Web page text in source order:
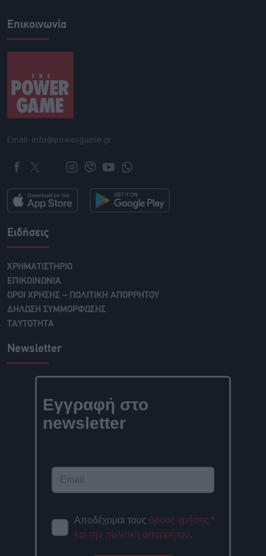
Επικοινωνία
Email: info@powergame.gr
Ειδήσεις
ΧΡΗΜΑΤΙΣΤΗΡΙΟ
ΕΠΙΚΟΙΝΩΝΙΑ
ΟΡΟΙ ΧΡΗΣΗΣ – ΠΟΛΙΤΙΚΗ ΑΠΟΡΡΗΤΟΥ
ΔΗΛΩΣΗ ΣΥΜΜΟΡΦΩΣΗΣ
ΤΑΥΤΟΤΗΤΑ
Newsletter
Εγγραφή στο
newsletter
Αποδέχομαι τους όρους χρήσης
και την πολιτική απορρήτου.
*